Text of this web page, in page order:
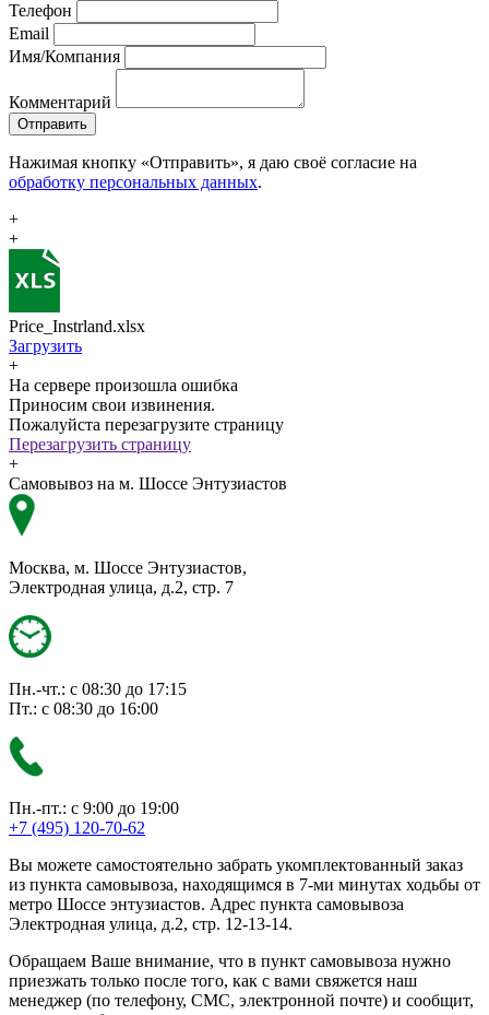
Телефон
Email
Имя/Компания
Комментарий
Отправить
Нажимая кнопку «Отправить», я даю своё согласие на
обработку персональных данных.
+
+
Price_Instrland.xlsx
Загрузить
+
На сервере произошла ошибка
Приносим свои извинения.
Пожалуйста перезагрузите страницу
Перезагрузить страницу
+
Самовывоз на м. Шоссе Энтузиастов
Москва, м. Шоссе Энтузиастов,
Электродная улица, д.2, стр. 7
Пн.-чт.: с 08:30 до 17:15
Пт.: с 08:30 до 16:00
Пн.-пт.: с 9:00 до 19:00
+7 (495) 120-70-62
Вы можете самостоятельно забрать укомплектованный заказ
из пункта самовывоза, находящимся в 7-ми минутах ходьбы от
метро Шоссе энтузиастов. Адрес пункта самовывоза
Электродная улица, д.2, стр. 12-13-14.
Обращаем Ваше внимание, что в пункт самовывоза нужно
приезжать только после того, как с вами свяжется наш
менеджер (по телефону, СМС, электронной почте) и сообщит,